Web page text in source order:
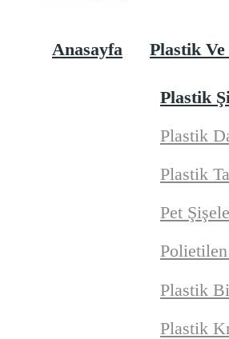
Anasayfa Plastik
Plastik
Plastik
Plastik
Pet
Plastik
Plastik